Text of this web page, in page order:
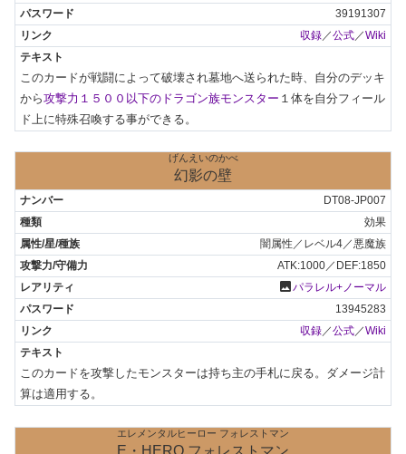
39191307
収録 ／公式 ／Wiki
このカードが戦闘によって破壊され墓地へ送られた時、自分のデッキ
から攻撃力１５００以下のドラゴン族モンスター １体を自分フィール
ド上に特殊召喚する事ができる。
げんえいのかべ
幻影の壁
DT08-JP007
効果
闇属性／レベル4／悪魔族
ATK:1000／DEF:1850
photoパラレル+ノーマル
13945283
収録／公式／Wiki
このカードを攻撃したモンスターは持ち主の手札に戻る。ダメージ計
算は適用する。
エレメンタルヒーロー フォレストマン
E・HERO フォレストマン